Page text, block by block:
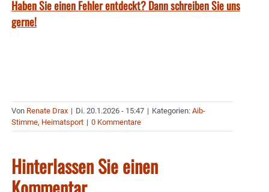
Haben Sie einen Fehler entdeckt? Dann schreiben Sie uns
gerne!
Von Renate Drax | Di. 20.1.2026 - 15:47 | Kategorien: Aib-
Stimme, Heimatsport | 0 Kommentare
Hinterlassen Sie einen